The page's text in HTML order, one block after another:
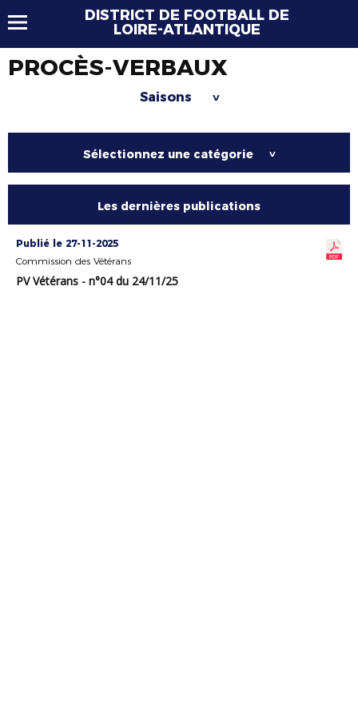
DISTRICT DE FOOTBALL DE
LOIRE-ATLANTIQUE
PROCÈS-VERBAUX
Saisons >
Sélectionnez une catégorie >
Les dernières publications
Publié le 27-11-2025
Commission des Vétérans
PV Vétérans - n°04 du 24/11/25